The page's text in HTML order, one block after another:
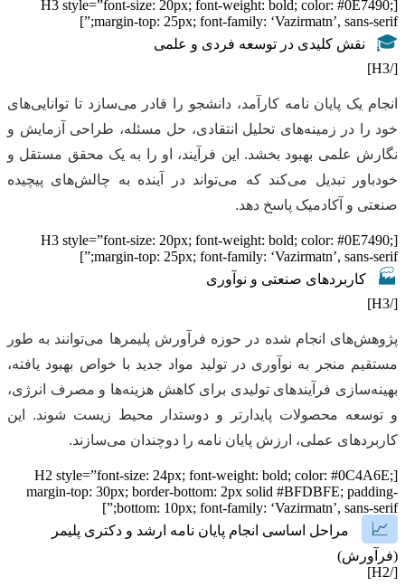
[H3 style=”font-size: 20px; font-weight: bold; color: #0E7490;
margin-top: 25px; font-family: ‘Vazirmatn’, sans-serif;”]
🎓
نقش کلیدی در توسعه فردی و علمی
[/H3]
انجام یک پایان نامه کارآمد، دانشجو را قادر می‌سازد تا توانایی‌های
خود را در زمینه‌های تحلیل انتقادی، حل مسئله، طراحی آزمایش و
نگارش علمی بهبود بخشد. این فرآیند، او را به یک محقق مستقل و
خودباور تبدیل می‌کند که می‌تواند در آینده به چالش‌های پیچیده
صنعتی و آکادمیک پاسخ دهد.
[H3 style=”font-size: 20px; font-weight: bold; color: #0E7490;
margin-top: 25px; font-family: ‘Vazirmatn’, sans-serif;”]
🏭
کاربردهای صنعتی و نوآوری
[/H3]
پژوهش‌های انجام شده در حوزه فرآورش پلیمرها می‌توانند به طور
مستقیم منجر به نوآوری در تولید مواد جدید با خواص بهبود یافته،
بهینه‌سازی فرآیندهای تولیدی برای کاهش هزینه‌ها و مصرف انرژی،
و توسعه محصولات پایدارتر و دوستدار محیط زیست شوند. این
کاربردهای عملی، ارزش پایان نامه را دوچندان می‌سازند.
[H2 style=”font-size: 24px; font-weight: bold; color: #0C4A6E;
margin-top: 30px; border-bottom: 2px solid #BFDBFE; padding-
bottom: 10px; font-family: ‘Vazirmatn’, sans-serif;”]
📈
مراحل اساسی انجام پایان نامه ارشد و دکتری پلیمر
(فرآورش)
[/H2]